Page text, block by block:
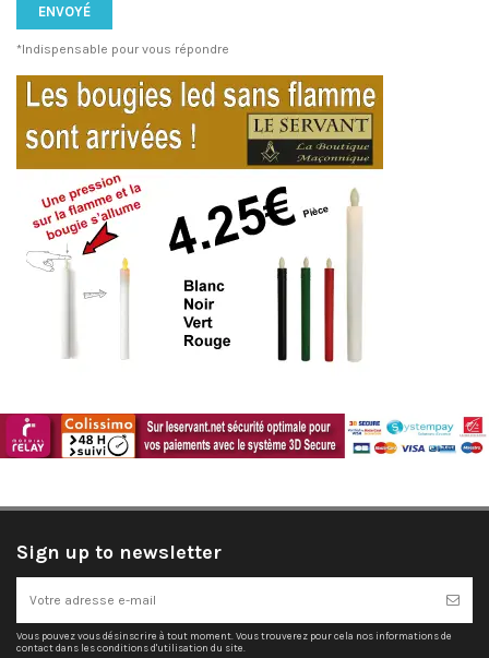
*Indispensable pour vous répondre
Sign up to newsletter
Vous pouvez vous désinscrire à tout moment. Vous trouverez pour cela nos informations de
contact dans les conditions d'utilisation du site.